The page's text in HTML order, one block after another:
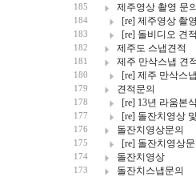
185
제주영상 촬영 문의
184
[re] 제주영상 촬
183
[re] 돌비디오 견적
182
제주도 스냅견적
181
제주 만삭스냅 견
180
[re] 제주 만삭스
179
견적문의
178
[re] 13년 라움본
177
[re] 돌잔치영상
176
돌잔치영상문의
175
[re] 돌잔치영상문
174
돌잔치영상
173
돌잔치스냅문의